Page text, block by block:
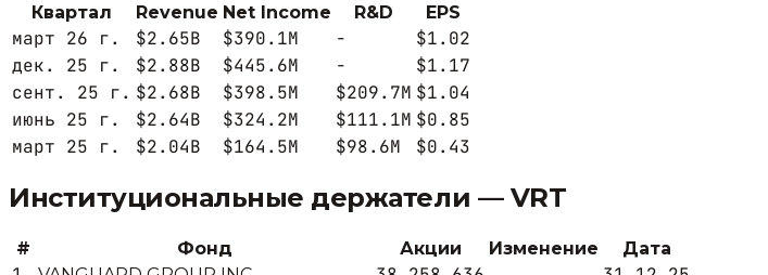
Квартал
Revenue Net Income R&D EPS
март 26 г. $2.65B $390.1M -
$1.02
дек. 25 г.
$2.88B $445.6M -
$1.17
сент. 25 г. $2.68B $398.5M $209.7M $1.04
июнь 25 г.
$2.64B $324.2M $111.1M $0.85
март 25 г.
$2.04B $164.5M $98.6M $0.43
Институциональные держатели — VRT
# Фонд Акции Изменение Дата